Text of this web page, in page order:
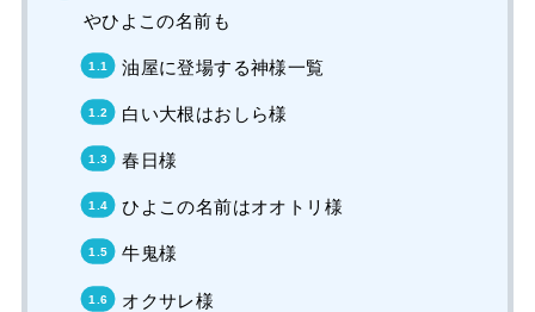
やひよこの名前も
油屋に登場する神様一覧
白い大根はおしら様
春日様
ひよこの名前はオオトリ様
牛鬼様
オクサレ様